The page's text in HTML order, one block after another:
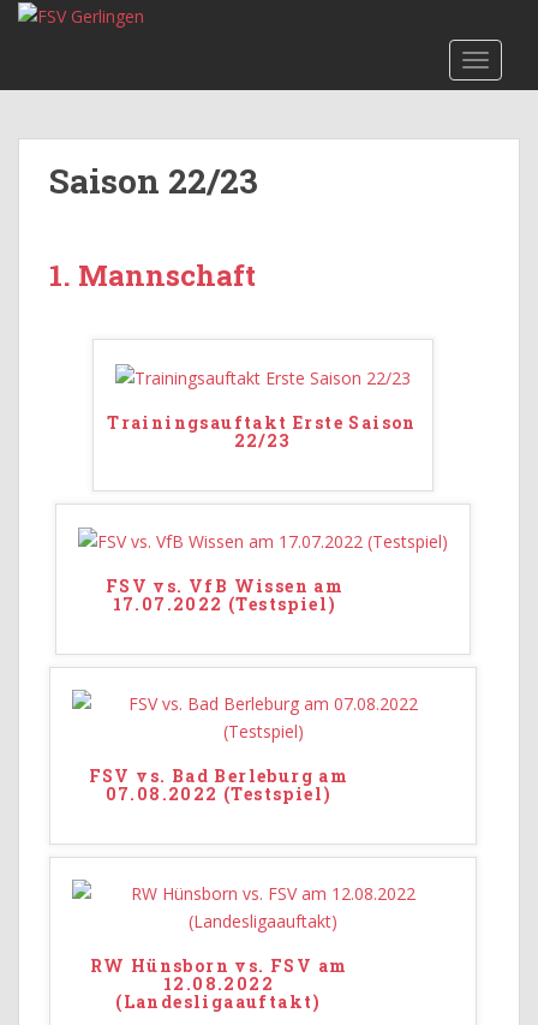
Skip to main content
Saison 22/23
1. Mannschaft
Trainingsauftakt Erste Saison
22/23
FSV vs. VfB Wissen am
17.07.2022 (Testspiel)
FSV vs. Bad Berleburg am
07.08.2022 (Testspiel)
RW Hünsborn vs. FSV am
12.08.2022
(Landesligaauftakt)